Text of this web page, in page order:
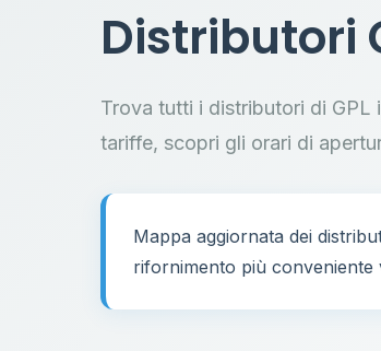
Distributori
Trova tutti i distributori di
tariffe, scopri gli orari di
Mappa aggiornata dei
rifornimento più